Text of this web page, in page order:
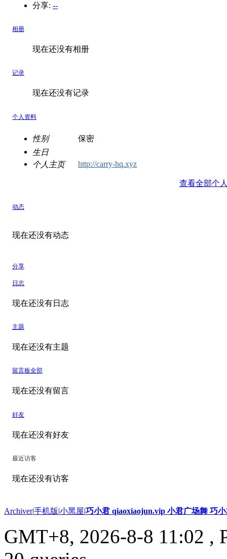
分享: --
相册
现在还没有相册
记录
现在还没有记录
个人资料
性别
保密
生日
个人主页
http://carry-hq.xyz
查看全部个
动态
现在还没有动态
分享
日志
现在还没有日志
主题
现在还没有主题
留言板全部
现在还没有留言
好友
现在还没有好友
最近访客
现在还没有访客
Archiver|手机版|小黑屋|巧小君 qiaoxiaojun.vip 小君广场舞 巧
GMT+8, 2026-8-8 11:02 ,